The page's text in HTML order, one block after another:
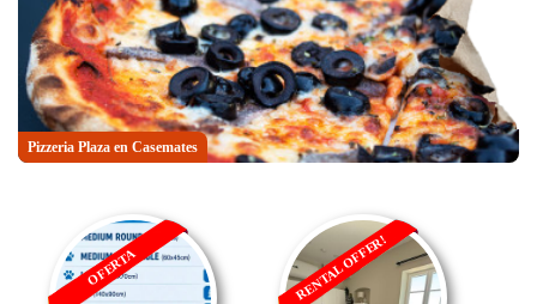
Pizzeria Plaza en Casemates
OFERTA RENTAL OFFER!